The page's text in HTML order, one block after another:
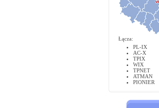
Łącza:
PL-IX
AC-X
TPIX
WIX
TPNET
ATMAN
PIONIER